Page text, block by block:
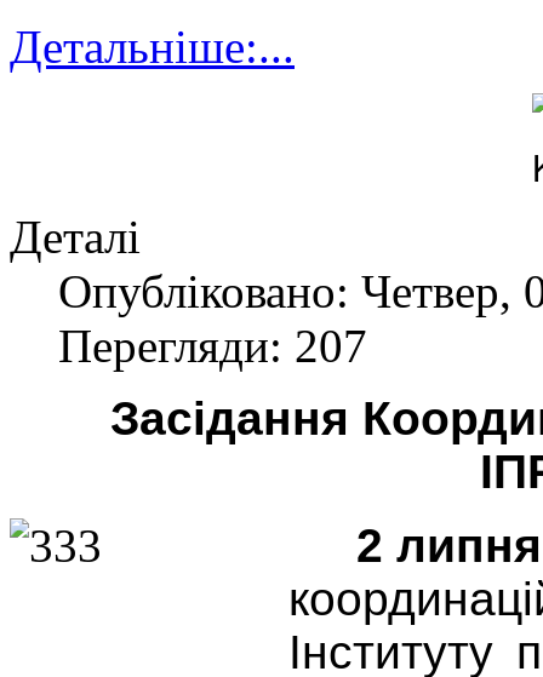
Детальніше:...
Деталі
Опубліковано: Четвер,
Перегляди: 207
Засідання Коор
2
Інституту